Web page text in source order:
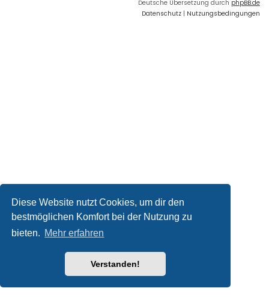
Diese Website nutzt Cookies, um dir den
bestmöglichen Komfort bei der Nutzung zu
bieten. Mehr erfahren
Verstanden!
Deutsche Übersetzung durch phpBB.de
Datenschutz | Nutzungsbedingungen